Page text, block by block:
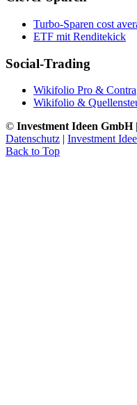
Turbo-Sparen cost
ETF mit Renditekick
Social-Trading
Wikifolio Pro & Contra
Wikifolio &
© Investment Ideen GmbH|
Datenschutz | Investment
Back to Top